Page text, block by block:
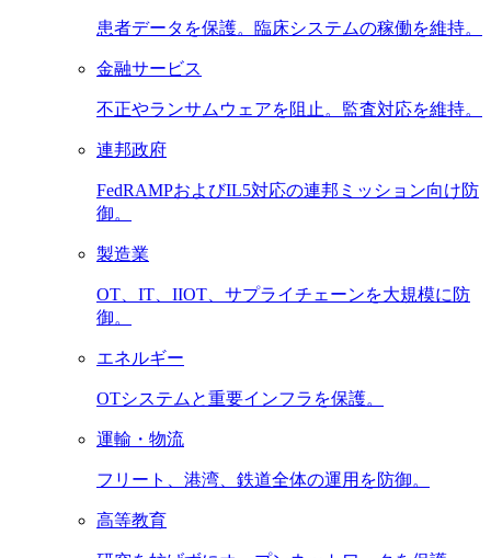
患者データを保護。臨床システムの稼働を維持。
金融サービス
不正やランサムウェアを阻止。監査対応を維持。
連邦政府
FedRAMPおよびIL5対応の連邦ミッション向け防
御。
製造業
OT、IT、IIOT、サプライチェーンを大規模に防
御。
エネルギー
OTシステムと重要インフラを保護。
運輸・物流
フリート、港湾、鉄道全体の運用を防御。
高等教育